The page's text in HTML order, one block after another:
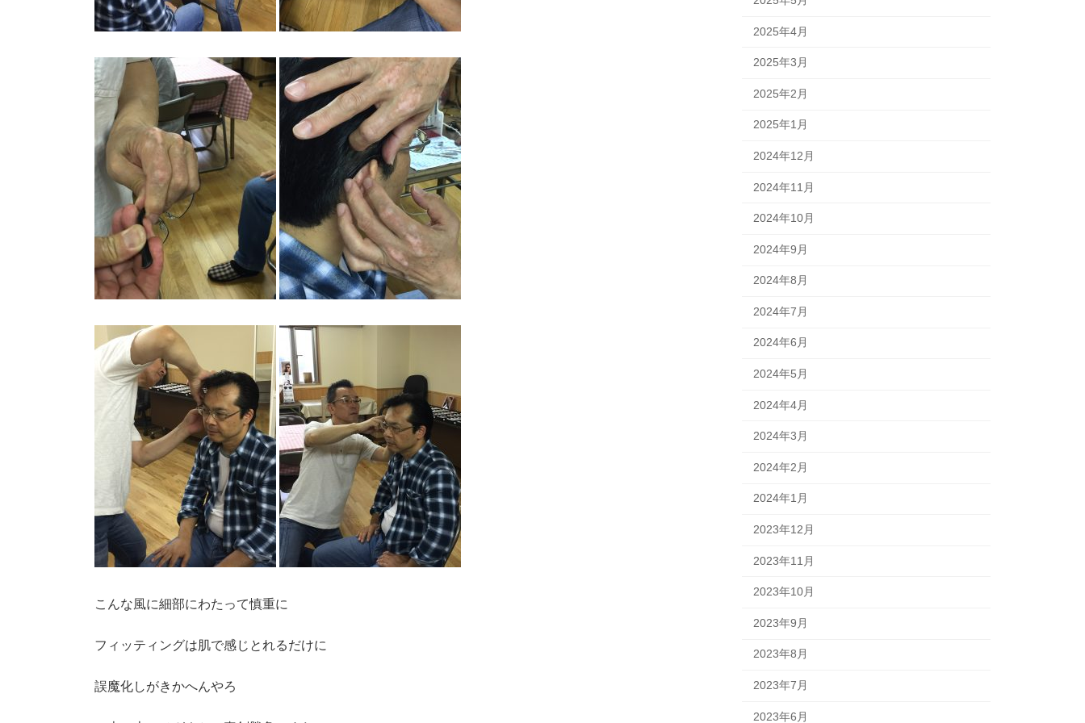
こんな風に細部にわたって慎重に
フィッティングは肌で感じとれるだけに
誤魔化しがきかへんやろ
2025年4月
2025年3月
2025年2月
2025年1月
2024年12月
2024年11月
2024年10月
2024年9月
2024年8月
2024年7月
2024年6月
2024年5月
2024年4月
2024年3月
2024年2月
2024年1月
2023年12月
2023年11月
2023年10月
2023年9月
2023年8月
2023年7月
2023年6月